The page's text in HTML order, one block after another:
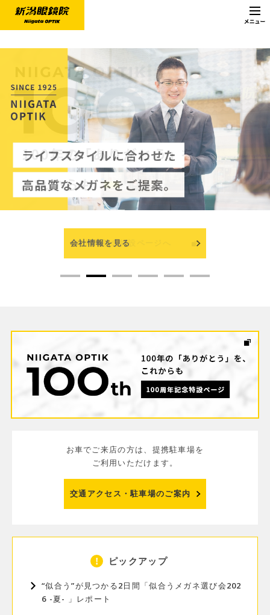
100周年記念特設ページへ
会社情報を見る
子ども用メガネを見る
新潟眼鏡院の歴史を見る
取扱商品を見る
サービスを見る
お車でご来店の方は、提携駐車場を
ご利用いただけます。
交通アクセス・駐車場のご案内
ピックアップ
“似合う”が見つかる2日間「似合うメガネ選び会202
6 -夏- 」レポート